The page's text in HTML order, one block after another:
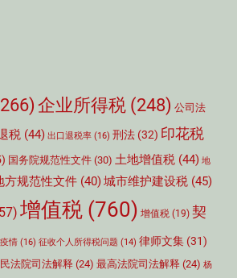
企业所得税 (248) 公司法
税 (44) 出口退税率 (16) 刑法 (32) 印花税
国务院规范性文件 (30) 土地增值税 (44) 地
方规范性文件 (40)城市维护建设税 (45)
增值税 (760) 增值税 (19) 契
情 (16) 征收个人所得税问题 (14) 律师文集 (31)
法院司法解释 (24) 最高法院司法解释 (24) 杨